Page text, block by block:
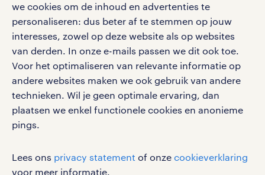
we cookies om de inhoud en advertenties te
personaliseren: dus beter af te stemmen op jouw
interesses, zowel op deze website als op websites
van derden. In onze e-mails passen we dit ook toe.
Voor het optimaliseren van relevante informatie op
andere websites maken we ook gebruik van andere
technieken. Wil je geen optimale ervaring, dan
plaatsen we enkel functionele cookies en anonieme
pings.
Lees ons privacy statement of onze cookieverklaring
voor meer informatie.
social media
Volg ons voor de leukste content omtrent
vacatures, solliciteren en inspiratie.
gebruikersvoorwaarden